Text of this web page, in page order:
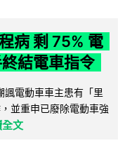
病 剩 75% 電
結電車指令
諷電動車車主患有「里
並重申已廢除電動車強
文